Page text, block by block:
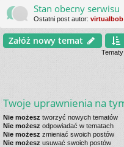
Stan obecny serwisu
Ostatni post autor: virtualbob
Załóż nowy temat
Twoje uprawnienia na
Nie możesz tworzyć nowych tematów
Nie możesz odpowiadać w tematach
Nie możesz zmieniać swoich postów
Nie możesz usuwać swoich postów